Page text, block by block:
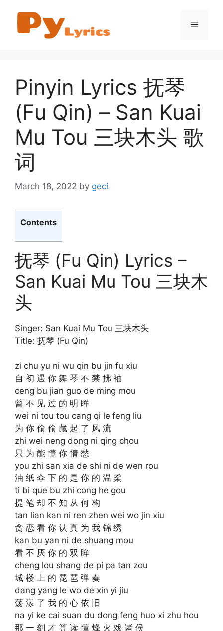
content
Menu
Pinyin Lyrics 抚琴
(Fu Qin) – San Kuai
Mu Tou 三块木头 歌
词
March 18, 2022 by geci
Contents
抚琴 (Fu Qin) Lyrics –
San Kuai Mu Tou 三块木
头
Singer: San Kuai Mu Tou 三块木头
Title: 抚琴 (Fu Qin)
zi chu yu ni wu qin bu jin fu xiu
自 初 遇 你 舞 琴 不 禁 拂 袖
ceng bu jian guo de ming mou
曾 不 见 过 的 明 眸
wei ni tou tou cang qi le feng liu
为 你 偷 偷 藏 起 了 风 流
zhi wei neng dong ni qing chou
只 为 能 懂 你 情 愁
you zhi san xia de shi ni de wen rou
油 纸 伞 下 的 是 你 的 温 柔
ti bi que bu zhi cong he gou
提 笔 却 不 知 从 何 构
tan lian kan ni ren zhen wei wo jin xiu
贪 恋 看 你 认 真 为 我 锦 绣
kan bu yan ni de shuang mou
看 不 厌 你 的 双 眸
cheng lou shang de pi pa tan zou
城 楼 上 的 琵 琶 弹 奏
dang yang le wo de xin yi jiu
荡 漾 了 我 的 心 依 旧
na yi ke cai suan du dong feng huo xi zhu hou
那 一 刻 才 算 读 懂 烽 火 戏 诸 侯